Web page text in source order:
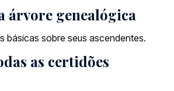
árvore genealógica
básicas sobre seus ascendentes.
as certidões